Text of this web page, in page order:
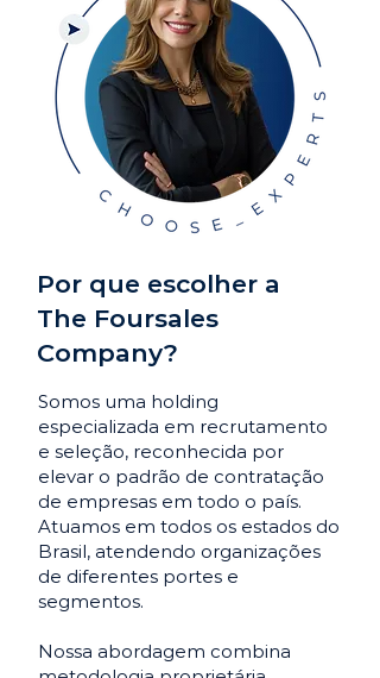
Por que escolher a
The Foursales
Company?
Somos uma holding
especializada em recrutamento
e seleção, reconhecida por
elevar o padrão de contratação
de empresas em todo o país.
Atuamos em todos os estados do
Brasil, atendendo organizações
de diferentes portes e
segmentos.
Nossa abordagem combina